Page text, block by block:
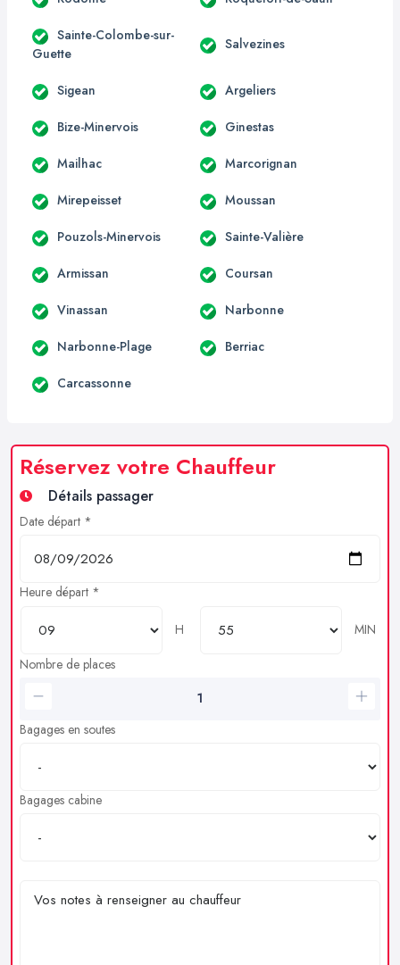
Sainte-Colombe-sur-
Guette
Salvezines
Sigean Argeliers
Bize-Minervois Ginestas
Mailhac Marcorignan
Mirepeisset Moussan
Pouzols-Minervois Sainte-Valière
Armissan Coursan
Vinassan Narbonne
Narbonne-Plage Berriac
Carcassonne
Réservez votre Chauffeur
Détails passager
Date départ *
Heure départ *
H
MIN
Nombre de places
Bagages en soutes
Bagages cabine